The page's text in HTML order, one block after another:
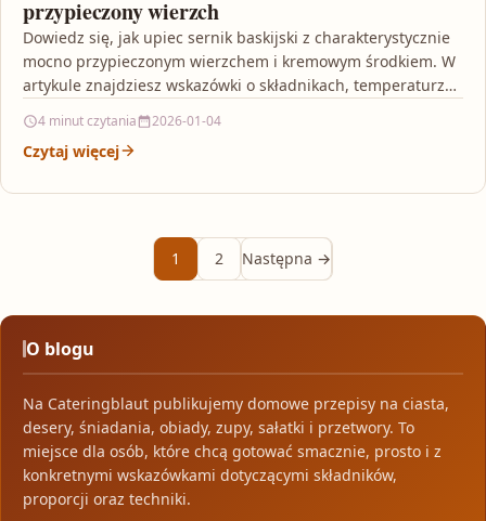
przypieczony wierzch
Dowiedz się, jak upiec sernik baskijski z charakterystycznie
mocno przypieczonym wierzchem i kremowym środkiem. W
artykule znajdziesz wskazówki o składnikach, temperaturze
4 minut czytania 2026-01-04
Czytaj więcej
1 2 Następna →
O blogu
Na Cateringblaut publikujemy domowe przepisy na ciasta,
desery, śniadania, obiady, zupy, sałatki i przetwory. To
miejsce dla osób, które chcą gotować smacznie, prosto i z
konkretnymi wskazówkami dotyczącymi składników,
proporcji oraz techniki.